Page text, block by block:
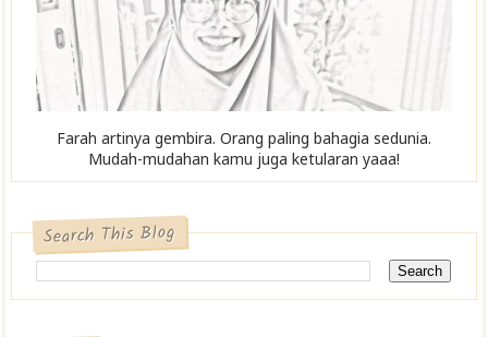
Farah artinya gembira. Orang paling bahagia sedunia.
Mudah-mudahan kamu juga ketularan yaaa!
Search This Blog